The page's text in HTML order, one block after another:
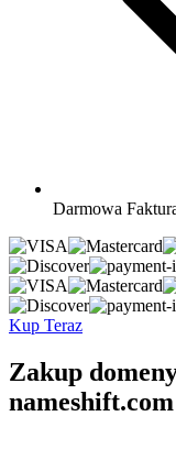
Darmowa
Kup Teraz
Zakup
nameshift.com